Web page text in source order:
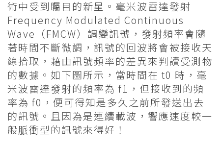
術中受到矚目的新星。毫米波雷達發射
Frequency Modulated Continuous
Wave（FMCW）調變訊號，發射頻率會隨
著時間不斷微調，訊號的回波將會被接收天
線拾取，藉由訊號頻率的差異來判讀受測物
的數據。如下圖所示，當時間在 t0 時，毫
米波雷達發射的頻率為 f1，但接收到的頻
率為 f0，便可得知是多久之前所發送出去
的訊號。且因為是連續載波，響應速度較一
般脈衝型的訊號來得好！